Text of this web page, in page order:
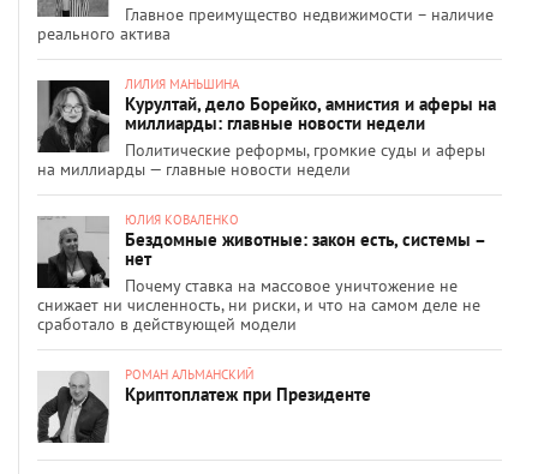
Главное преимущество недвижимости – наличие
реального актива
ЛИЛИЯ МАНЬШИНА
Курултай, дело Борейко, амнистия и аферы на
миллиарды: главные новости недели
Политические реформы, громкие суды и аферы
на миллиарды — главные новости недели
ЮЛИЯ КОВАЛЕНКО
Бездомные животные: закон есть, системы –
нет
Почему ставка на массовое уничтожение не
снижает ни численность, ни риски, и что на самом деле не
сработало в действующей модели
РОМАН АЛЬМАНСКИЙ
Криптоплатеж при Президенте